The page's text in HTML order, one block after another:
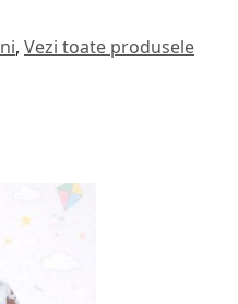
, Vezi toate produsele